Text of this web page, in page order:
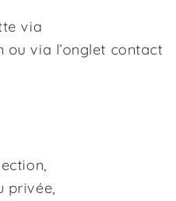
via
ou via l’onglet contact
privée,